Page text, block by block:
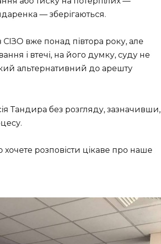
— зберігаються.
вже понад півтора року, але
і втечі, на його думку, суду не
альтернативний до арешту
Тандира без розгляду, зазначивши,
хочете розповісти цікаве про наше